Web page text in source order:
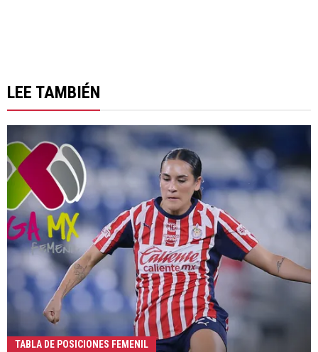
LEE TAMBIÉN
TABLA DE POSICIONES FEMENIL